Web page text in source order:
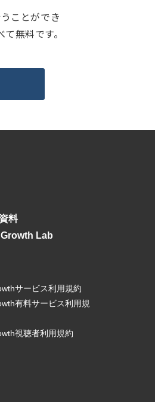
ことができ
無料です。
料
Lab
サービス利用規約
有料サービス利用規
視聴者利用規約